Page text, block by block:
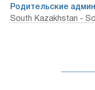
Родительские
South Kazakhstan -